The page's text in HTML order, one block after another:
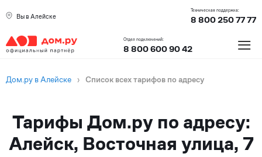
Вы в Алейске
Техническая поддержка:
8 800 250 77 77
Отдел подключений:
8 800 600 90 42 ≡
Дом.ру в Алейске › Список всех тарифов по адресу
Тарифы Дом.ру по адресу:
Алейск, Восточная улица, 7